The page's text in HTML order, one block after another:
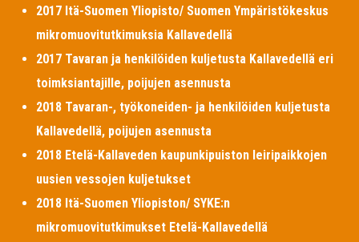
2017 Itä-Suomen Yliopisto/ Suomen Ympäristökeskus
mikromuovitutkimuksia Kallavedellä
2017 Tavaran ja henkilöiden kuljetusta Kallavedellä eri
toimksiantajille, poijujen asennusta
2018 Tavaran-, työkoneiden- ja henkilöiden kuljetusta
Kallavedellä, poijujen asennusta
2018 Etelä-Kallaveden kaupunkipuiston leiripaikkojen
uusien vessojen kuljetukset
2018 Itä-Suomen Yliopiston/ SYKE:n
mikromuovitutkimukset Etelä-Kallavedellä